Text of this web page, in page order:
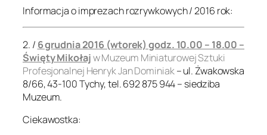
Informacja o imprezach rozrywkowych / 2016 rok:
2. / 6 grudnia 2016 (wtorek) godz. 10.00 – 18.00 –
Święty Mikołajw Muzeum Miniaturowej Sztuki
Profesjonalnej Henryk Jan Dominiak– ul. Żwakowska
8/66, 43-100 Tychy, tel. 692 875 944 – siedziba
Muzeum.
Ciekawostka: